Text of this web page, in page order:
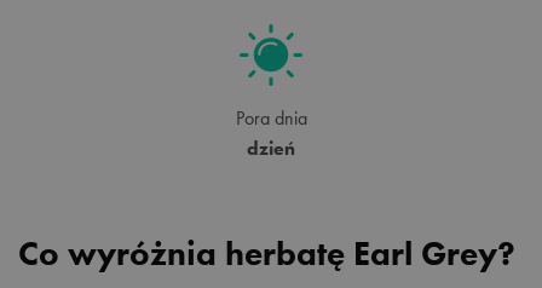
Pora dnia
dzień
Co wyróżnia herbatę Earl Grey?